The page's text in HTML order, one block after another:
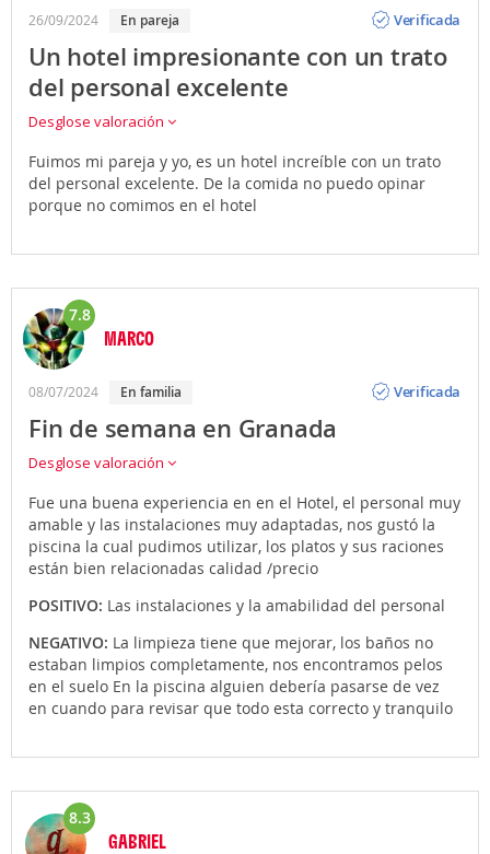
26/09/2024 En pareja
Verificada
Un hotel impresionante con un trato
del personal excelente
Desglose valoración
Fuimos mi pareja y yo, es un hotel increíble con un trato
del personal excelente. De la comida no puedo opinar
porque no comimos en el hotel
7.8
MARCO
08/07/2024 En familia
Verificada
Fin de semana en Granada
Desglose valoración
Fue una buena experiencia en en el Hotel, el personal muy
amable y las instalaciones muy adaptadas, nos gustó la
piscina la cual pudimos utilizar, los platos y sus raciones
están bien relacionadas calidad /precio
POSITIVO: Las instalaciones y la amabilidad del personal
NEGATIVO: La limpieza tiene que mejorar, los baños no
estaban limpios completamente, nos encontramos pelos
en el suelo En la piscina alguien debería pasarse de vez
en cuando para revisar que todo esta correcto y tranquilo
8.3
GABRIEL